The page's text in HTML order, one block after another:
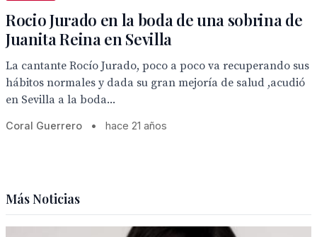
Rocio Jurado en la boda de una sobrina de
Juanita Reina en Sevilla
La cantante Rocío Jurado, poco a poco va recuperando sus
hábitos normales y dada su gran mejoría de salud ,acudió
en Sevilla a la boda...
Coral Guerrero • hace 21 años
Más Noticias